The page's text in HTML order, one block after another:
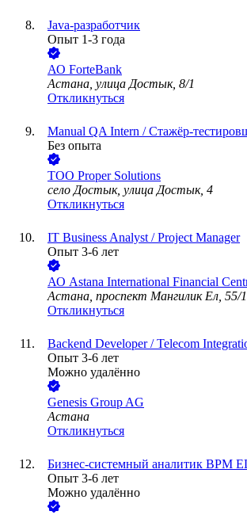
Java-разработчик
Опыт 1-3 года
АО ForteBank
Астана, улица Достык, 8/1
Откликнуться
Manual QA Intern / Стажёр-
Без опыта
ТОО Proper Solutions
село Достык, улица Достык, 4
Откликнуться
IT Business Analyst / Project Manager
Опыт 3-6 лет
АО Astana International Financial
Астана, проспект Мангилик Ел, 55/
Откликнуться
Backend Developer / Telecom
Опыт 3-6 лет
Можно удалённо
Genesis Group AG
Астана
Откликнуться
Бизнес-системный аналитик BPM
Опыт 3-6 лет
Можно удалённо